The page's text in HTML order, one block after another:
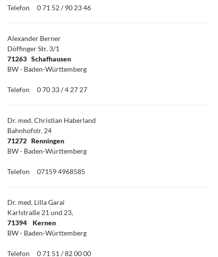
Telefon 0 71 52 / 90 23 46
Alexander Berner
Döffinger Str. 3/1
71263 Schafhausen
BW - Baden-Württemberg
Telefon 0 70 33 / 4 27 27
Dr. med. Christian Haberland
Bahnhofstr. 24
71272 Renningen
BW - Baden-Württemberg
Telefon 07159 4968585
Dr. med. Lilla Garai
Karlstraße 21 und 23,
71394 Kernen
BW - Baden-Württemberg
Telefon 0 71 51 / 82 00 00